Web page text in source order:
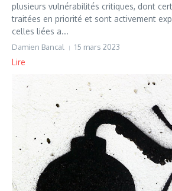
plusieurs vulnérabilités critiques, dont
traitées en priorité et sont activement
celles liées a...
Damien Bancal 15 mars 2023
Lire